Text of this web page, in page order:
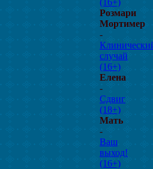
Розмари
Мортимер
-
случай
(16+)
Елена
-
Сдвиг
(18+)
Мать
-
Ваш
выход!
(16+)